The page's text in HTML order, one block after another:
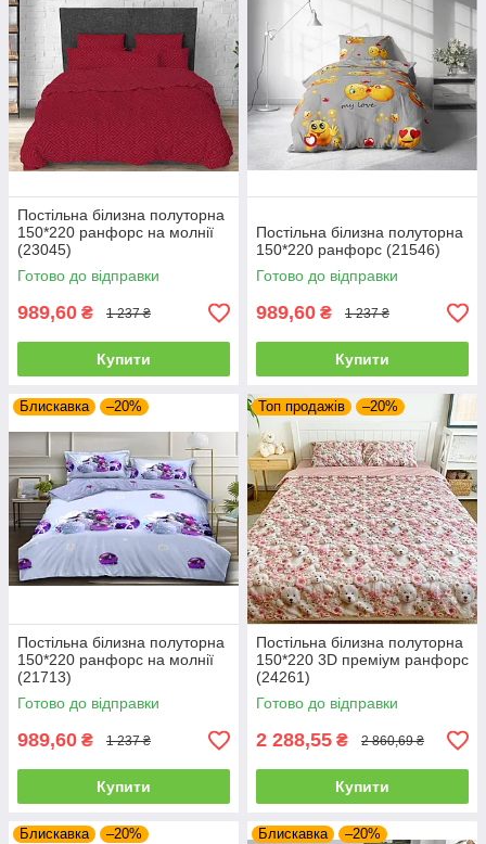
Постільна білизна полуторна
150*220 ранфорс на молнії
(23045)
Готово до відправки
989,60 ₴ 1 237 ₴
Купити
Постільна білизна полуторна
150*220 ранфорс (21546)
Готово до відправки
989,60 ₴ 1 237 ₴
Купити
Блискавка –20%
Постільна білизна полуторна
150*220 ранфорс на молнії
(21713)
Готово до відправки
989,60 ₴ 1 237 ₴
Купити
Топ продажів –20%
Постільна білизна полуторна
150*220 3D преміум ранфорс
(24261)
Готово до відправки
2 288,55 ₴ 2 860,69 ₴
Купити
Блискавка –20% Блискавка –20%